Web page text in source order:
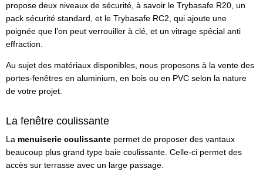
propose deux niveaux de sécurité, à savoir le Trybasafe R20, un
pack sécurité standard, et le Trybasafe RC2, qui ajoute une
poignée que l’on peut verrouiller à clé, et un vitrage spécial anti
effraction.
Au sujet des matériaux disponibles, nous proposons à la vente des
portes-fenêtres en aluminium, en bois ou en PVC selon la nature
de votre projet.
La fenêtre coulissante
La menuiserie coulissante permet de proposer des vantaux
beaucoup plus grand type baie coulissante. Celle-ci permet des
accès sur terrasse avec un large passage.